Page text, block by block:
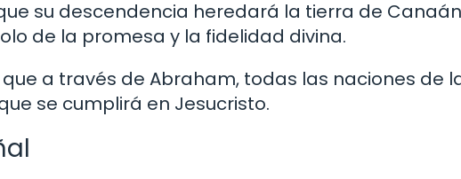
su descendencia heredará la tierra de
de la promesa y la fidelidad divina.
a través de Abraham, todas las naciones de
se cumplirá en Jesucristo.